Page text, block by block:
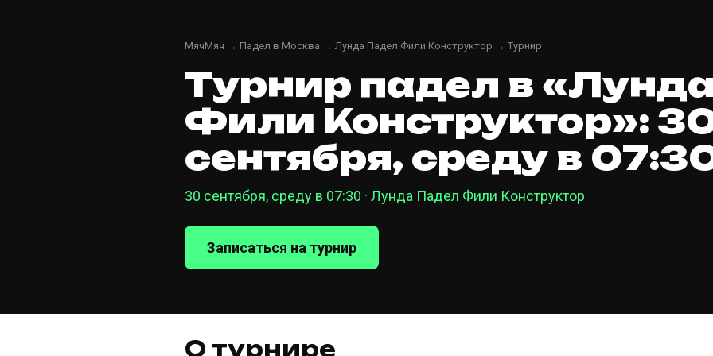
МячМяч → Падел в Москва → Лунда Падел Фили Конструктор → Турнир
Турнир падел в
Фили Конструктор»:
сентября, среду в
30 сентября, среду в 07:30 · Лунда Падел Фили Конструктор
Записаться на турнир
О турнире